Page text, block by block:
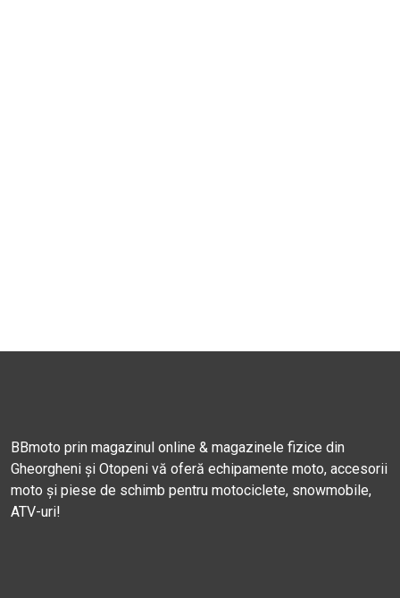
BBmoto prin magazinul online & magazinele fizice din
Gheorgheni și Otopeni vă oferă echipamente moto, accesorii
moto și piese de schimb pentru motociclete, snowmobile,
ATV-uri!